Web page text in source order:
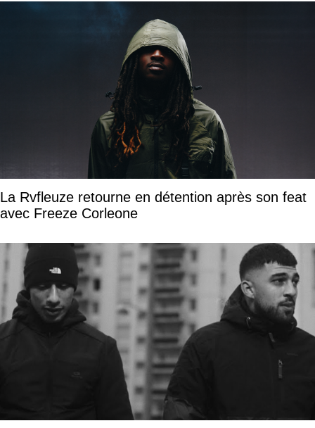
La Rvfleuze retourne en détention après son feat
avec Freeze Corleone